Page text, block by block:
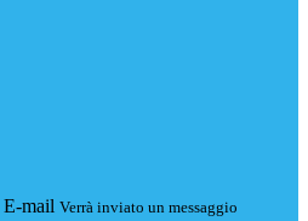
E-mail Verrà inviato un messaggio